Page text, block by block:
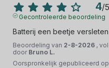
4/5
Gecontroleerde beoordeling
Batterij een beetje versleten
Beoordeling van 2-8-2026 ,
door Bruno L.
Oorspronkelijk gepubliceerd